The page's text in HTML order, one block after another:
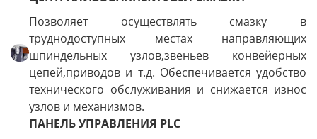
Позволяет осуществлять смазку в
труднодоступных местах направляющих
шпиндельных узлов,звеньев конвейерных
цепей,приводов и т.д. Обеспечивается удобство
технического обслуживания и снижается износ
узлов и механизмов.
ПАНЕЛЬ УПРАВЛЕНИЯ PLC